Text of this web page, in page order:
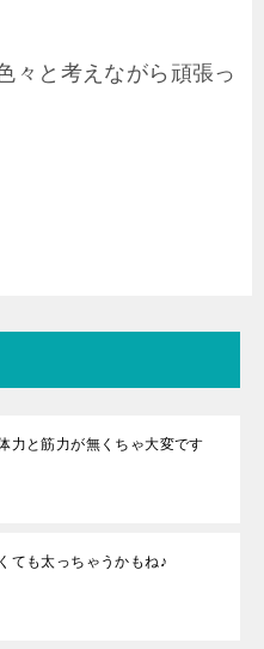
々と考えながら頑張っ
力と筋力が無くちゃ大変です
ても太っちゃうかもね♪